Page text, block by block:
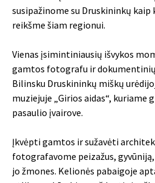
susipažinome su Druskininkų
reikšme šiam regionui.
Vienas įsimintiniausių išvykos
gamtos fotografu ir
Bilinsku Druskininkų miškų
muziejuje „Girios aidas“, kuriame
pasaulio įvairove.
Įkvėpti gamtos ir sužavėti
fotografavome peizažus,
jo žmones. Kelionės pabaigoje